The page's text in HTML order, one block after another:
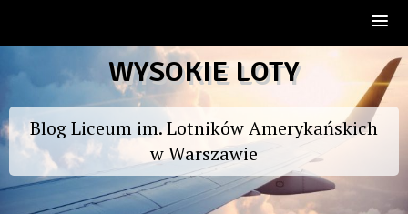
to
WYSOKIE LOTY
Blog Liceum im. Lotników Amerykańskich
w Warszawie